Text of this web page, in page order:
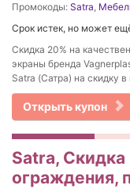
Промокоды: Satra,
Срок истек, но может
Скидка 20% на
экраны бренда
Satra (Сатра) на скидку
Открыть купон
Satra, Скидка
ограждения,